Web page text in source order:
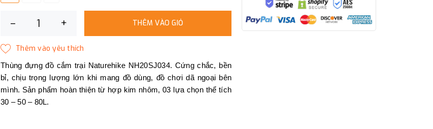
– + THÊM VÀO GIỎ
Thùng đựng đồ cắm trại Naturehike NH20SJ034. Cứng chắc, bền
bỉ, chịu trọng lượng lớn khi mang đồ dùng, đồ chơi dã ngoại bên
mình. Sản phẩm hoàn thiện từ hợp kim nhôm, 03 lựa chọn thể tích
30 – 50 – 80L.